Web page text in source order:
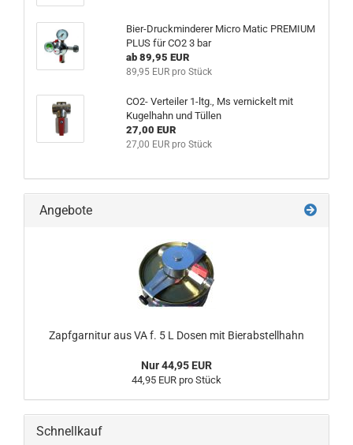
Bier-Druckminderer Micro Matic PREMIUM
PLUS für CO2 3 bar
ab 89,95 EUR
89,95 EUR pro Stück
CO2- Verteiler 1-ltg., Ms vernickelt mit
Kugelhahn und Tüllen
27,00 EUR
27,00 EUR pro Stück
Angebote
Zapfgarnitur aus VA f. 5 L Dosen mit Bierabstellhahn
Nur 44,95 EUR
44,95 EUR pro Stück
Schnellkauf